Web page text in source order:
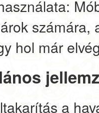
számára,
hol már
a